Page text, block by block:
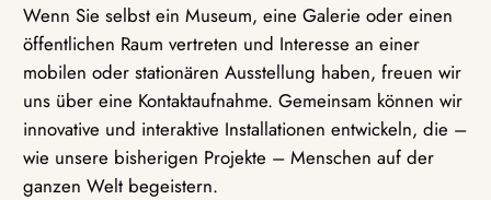
Wenn Sie selbst ein Museum, eine Galerie oder einen
öffentlichen Raum vertreten und Interesse an einer
mobilen oder stationären Ausstellung haben, freuen wir
uns über eine Kontaktaufnahme. Gemeinsam können wir
innovative und interaktive Installationen entwickeln, die –
wie unsere bisherigen Projekte – Menschen auf der
ganzen Welt begeistern.